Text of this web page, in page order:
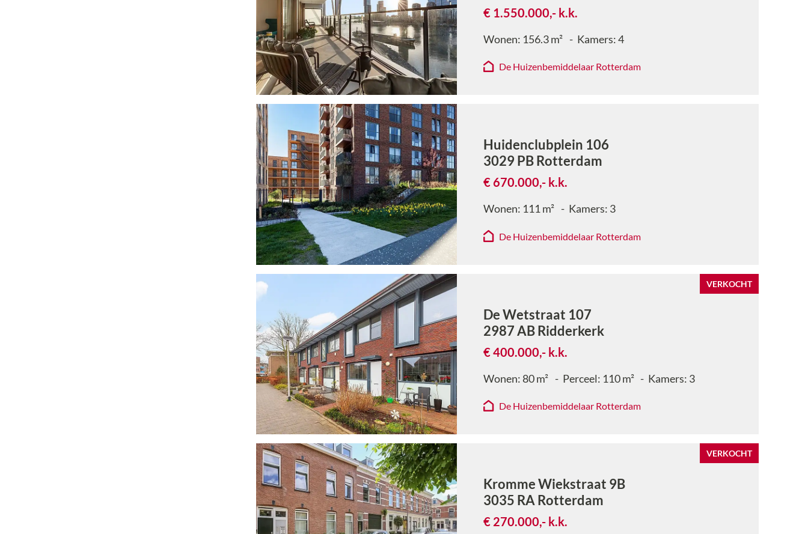
€ 1.550.000,- k.k.
Wonen: 156.3m² Kamers:4
De Huizenbemiddelaar Rotterdam
Huidenclubplein 106
3029 PBRotterdam
€ 670.000,- k.k.
Wonen: 111m² Kamers: 3
De Huizenbemiddelaar Rotterdam
De Wetstraat 107
2987 ABRidderkerk
€ 400.000,- k.k.
Wonen: 80m² Perceel: 110m² Kamers: 3
De Huizenbemiddelaar Rotterdam
VERKOCHT
Kromme Wiekstraat 9B
3035 RA Rotterdam
€ 270.000,- k.k.
VERKOCHT